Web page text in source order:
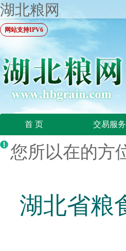
湖北粮网
网站支持IPV6
首 页 交易服务
您所以在的方
湖北省粮